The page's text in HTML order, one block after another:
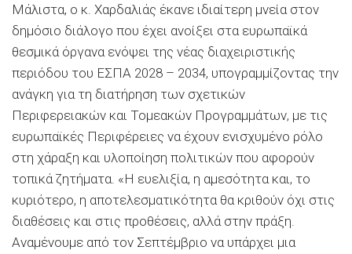
Μάλιστα, ο κ. Χαρδαλιάς έκανε ιδιαίτερη μνεία στον
δημόσιο διάλογο που έχει ανοίξει στα ευρωπαϊκά
θεσμικά όργανα ενόψει της νέας διαχειριστικής
περιόδου του ΕΣΠΑ 2028 – 2034, υπογραμμίζοντας την
ανάγκη για τη διατήρηση των σχετικών
Περιφερειακών και Τομεακών Προγραμμάτων, με τις
ευρωπαϊκές Περιφέρειες να έχουν ενισχυμένο ρόλο
στη χάραξη και υλοποίηση πολιτικών που αφορούν
τοπικά ζητήματα. «Η ευελιξία, η αμεσότητα και, το
κυριότερο, η αποτελεσματικότητα θα κριθούν όχι στις
διαθέσεις και στις προθέσεις, αλλά στην πράξη.
Αναμένουμε από τον Σεπτέμβριο να υπάρχει μια